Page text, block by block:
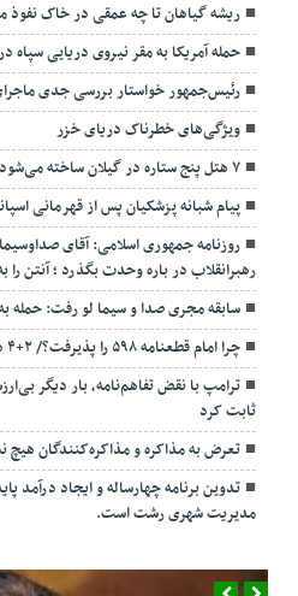
ریشه گیاهان تا چه عمقی در خاک نفوذ
حمله آمریکا به مقر نیروی دریایی سپاه
رئیس‌جمهور خواستار بررسی جدی
ویژگی‌های خطرناک دریای خزر
۷ هتل پنج ستاره در گیلان ساخته می‌شود
پیام شبانه پزشکیان پس از قهرمانی
روزنامه جمهوری اسلامی: آقای
رهبرانقلاب در باره وحدت بگذرد ؛ آنتن
سابقه مجری صدا و سیما لو رفت: حمله
چرا امام قطعنامه ۵۹۸ را پذیرفت؟/ ۲+۴ دلیل
ترامپ با نقض تفاهم‌نامه، بار دیگر
ثابت کرد
تعرض به مذاکره و مذاکره‌کنندگان هیچ
تدوین برنامه چهارساله و ایجاد درآمد
مدیریت شهری رشت است.